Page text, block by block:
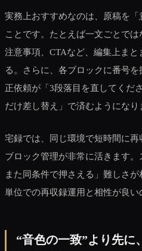
実務上おすすめなのは、原稿を
ことです。たとえば一文ごとでは
注意事項、CTAなど、編集上ま
る。さらに、各ブロックに番号
正依頼が「3段落目を直してくだ
だけ差し替え」で済むようになり
宅録では、同じ環境で短時間に
ブロック管理が非常に活きます
また同条件で押さえる」難しさ
単位での再収録運用と相性が良い
“音色の一致”より先に